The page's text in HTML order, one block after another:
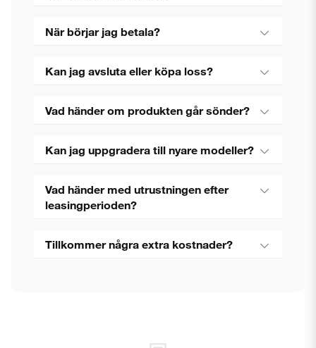
När börjar jag betala?
Kan jag avsluta eller köpa loss?
Vad händer om produkten går sönder?
Kan jag uppgradera till nyare modeller?
Vad händer med utrustningen efter
leasingperioden?
Tillkommer några extra kostnader?